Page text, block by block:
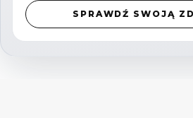
bliskości miasta.
SPRAWDŹ SWOJĄ